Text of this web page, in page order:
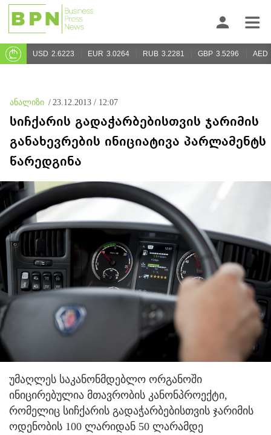
USD 2.6223 EUR 3.0264 RUB 3.2281 GBP 3.5296 AED
ანალიზი / 23.12.2013 / 12:07
სიჩქარის გადაჭარბებისთვის ჯარიმის
განახევრების ინიციატივა პარლამენტს
წარედგინა
უმაღლეს საკანონმდებლო ორგანოში
ინიცირებულია მთავრობის კანონპროექტი,
რომელიც სიჩქარის გადაჭარბებისთვის ჯარიმის
ოდენობის 100 ლარიდან 50 ლარამდე